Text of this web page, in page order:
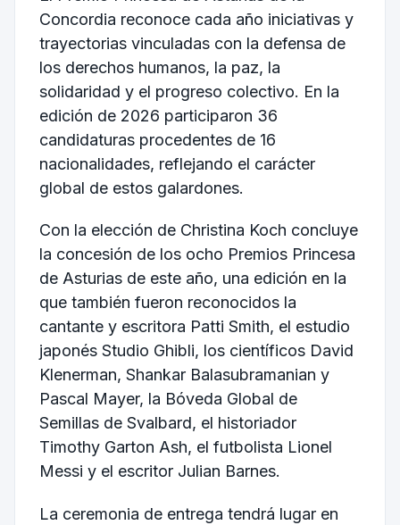
Concordia reconoce cada año iniciativas y
trayectorias vinculadas con la defensa de
los derechos humanos, la paz, la
solidaridad y el progreso colectivo. En la
edición de 2026 participaron 36
candidaturas procedentes de 16
nacionalidades, reflejando el carácter
global de estos galardones.
Con la elección de Christina Koch concluye
la concesión de los ocho Premios Princesa
de Asturias de este año, una edición en la
que también fueron reconocidos la
cantante y escritora Patti Smith, el estudio
japonés Studio Ghibli, los científicos David
Klenerman, Shankar Balasubramanian y
Pascal Mayer, la Bóveda Global de
Semillas de Svalbard, el historiador
Timothy Garton Ash, el futbolista Lionel
Messi y el escritor Julian Barnes.
La ceremonia de entrega tendrá lugar en